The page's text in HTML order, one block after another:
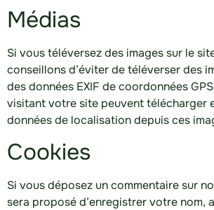
Médias
Si vous téléversez des images sur le
conseillons d’éviter de téléverser des
des données EXIF de coordonnées
visitant votre site peuvent télécharger
données de localisation depuis ces
Cookies
Si vous déposez un commentaire sur
sera proposé d’enregistrer votre nom,